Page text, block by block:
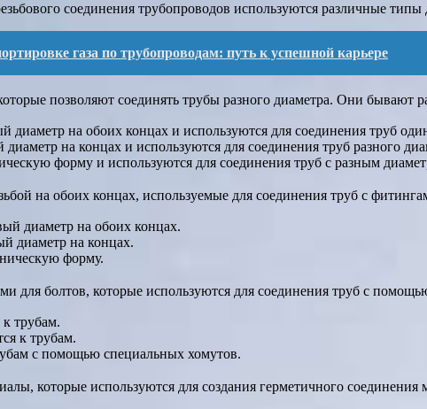
соединения трубопроводов используются различные
газа по трубопроводам: путь к успешной карьере
позволяют соединять трубы разного диаметра. Они бывают
диаметр на обоих концах и используются для соединения труб
на концах и используются для соединения труб разного
форму и используются для соединения труб с разным
на обоих концах, используемые для соединения труб с
диаметр на обоих концах.
диаметр на концах.
форму.
для болтов, которые используются для соединения труб с
трубам.
к трубам.
с помощью специальных хомутов.
которые используются для создания герметичного